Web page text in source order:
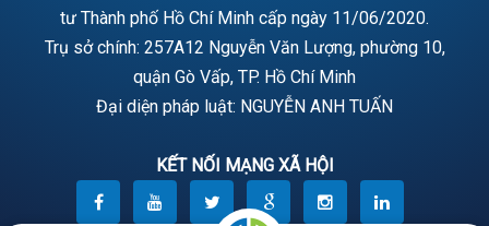
tư Thành phố Hồ Chí Minh cấp ngày 11/06/2020.
Trụ sở chính: 257A12 Nguyễn Văn Lượng, phường 10,
quận Gò Vấp, TP. Hồ Chí Minh
Đại diện pháp luật: NGUYỄN ANH TUẤN
KẾT NỐI MẠNG XÃ HỘI